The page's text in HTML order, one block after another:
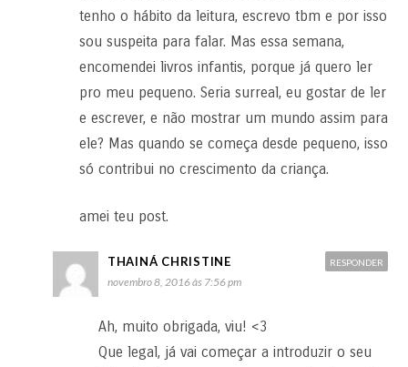
tenho o hábito da leitura, escrevo tbm e por isso
sou suspeita para falar. Mas essa semana,
encomendei livros infantis, porque já quero ler
pro meu pequeno. Seria surreal, eu gostar de ler
e escrever, e não mostrar um mundo assim para
ele? Mas quando se começa desde pequeno, isso
só contribui no crescimento da criança.
amei teu post.
THAINÁ CHRISTINE
novembro 8, 2016 às 7:56 pm
Ah, muito obrigada, viu! <3
Que legal, já vai começar a introduzir o seu
RESPONDER